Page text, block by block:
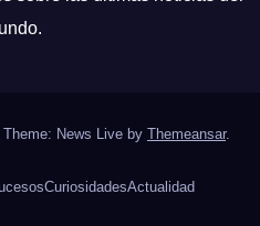
Theme: News Live by Themeansar.
CuriosidadesActualidad